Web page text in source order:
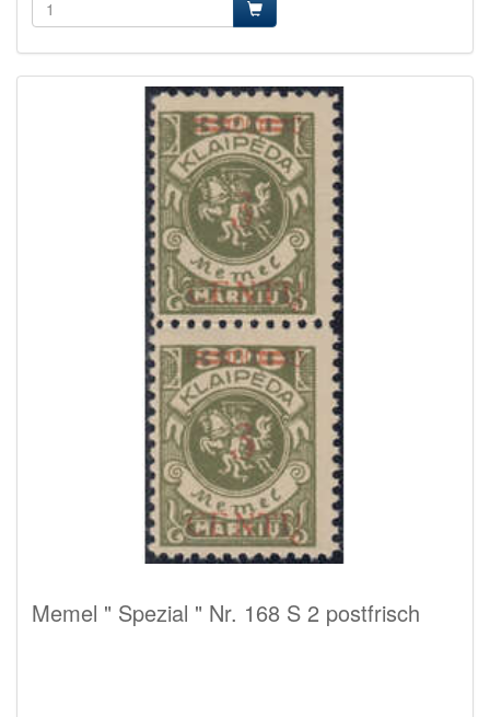
Memel " Spezial " Nr. 168 S 2 postfrisch